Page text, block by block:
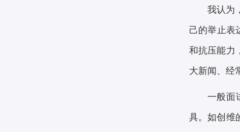
我认为
己的举止表
和抗压能力
大新闻、经
一般面
具。如创维